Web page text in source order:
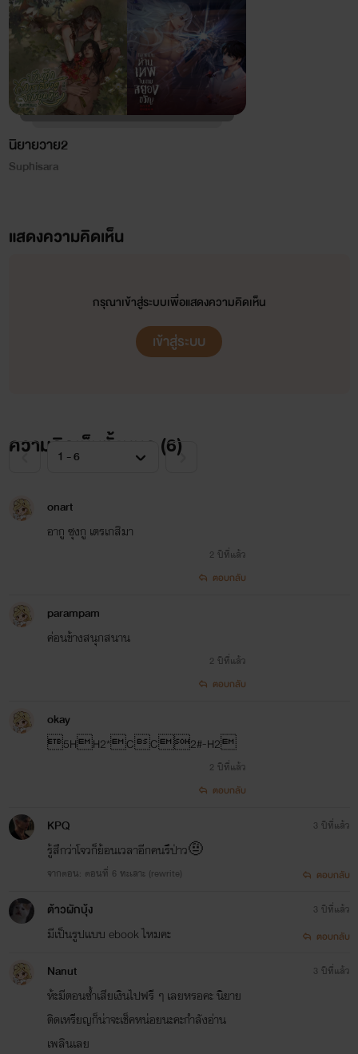
นิยายวาย2
Suphisara
แสดงความคิดเห็น
กรุณาเข้าสู่ระบบเพื่อแสดงความคิดเห็น
เข้าสู่ระบบ
ความคิดเห็นทั้งหมด (6)
onart
อากู ซุงกู เตรเกสิมา
2 ปีที่แล้ว
ตอบกลับ
parampam
ค่อนข้างสนุกสนาน
2 ปีที่แล้ว
ตอบกลับ
okay
5HH2*CC2#-H2
2 ปีที่แล้ว
ตอบกลับ
KPQ
รู้สึกว่าโจวก็ย้อนเวลาอีกคนรึป่าว🤨
จากตอน: ตอนที่ 6 ทะเลาะ (rewrite)
3 ปีที่แล้ว
ตอบกลับ
ต้าวผักบุ้ง
มีเป็นรูปเเบบ ebook ไหมคะ
3 ปีที่แล้ว
ตอบกลับ
Nanut
ห้ะมีตอนซ้ำเสียเงินไปฟรี ๆ เลยหรอคะ นิยาย
ติดเหรียญก็น่าจะเช็คหน่อยนะคะกำลังอ่าน
เพลินเลย
3 ปีที่แล้ว